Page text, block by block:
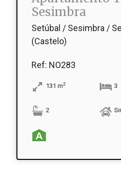
Sesimbra
Setúbal / Sesimbra /
(Castelo)
Ref: NO283
131m2 3
2